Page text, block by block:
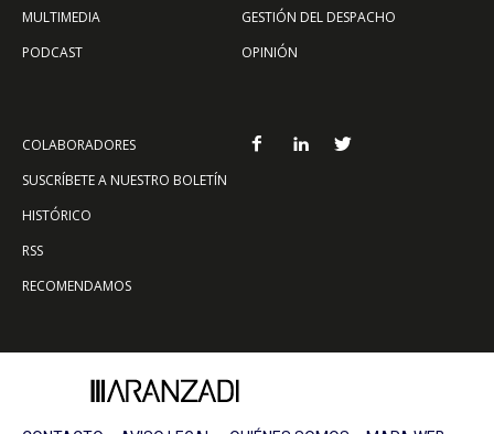
MULTIMEDIA
PODCAST
GESTIÓN DEL DESPACHO
OPINIÓN
COLABORADORES
SUSCRÍBETE A NUESTRO BOLETÍN
HISTÓRICO
RSS
RECOMENDAMOS